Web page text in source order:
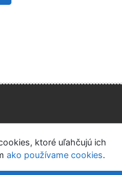
Nastavenie cookies
ktoré uľahčujú ich
ako používame cookies.